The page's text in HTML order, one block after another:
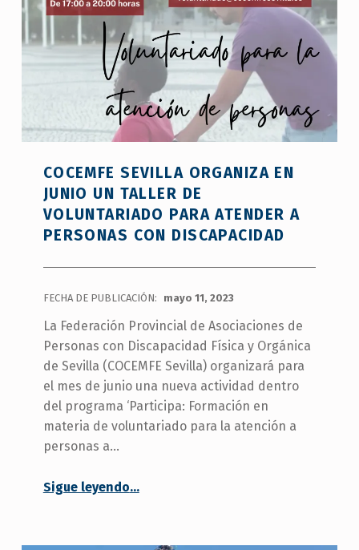
COCEMFE SEVILLA ORGANIZA EN
JUNIO UN TALLER DE
VOLUNTARIADO PARA ATENDER A
PERSONAS CON DISCAPACIDAD
FECHA DE PUBLICACIÓN: mayo 11, 2023
La Federación Provincial de Asociaciones de
Personas con Discapacidad Física y Orgánica
de Sevilla (COCEMFE Sevilla) organizará para
el mes de junio una nueva actividad dentro
del programa ‘Participa: Formación en
materia de voluntariado para la atención a
personas a…
Sigue leyendo“COCEMFE Sevilla organiza en junio un taller de voluntariado para atender a personas con discapacidad”
…